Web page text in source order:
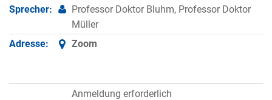
Sprecher:
Professor Doktor Bluhm, Professor Doktor
Müller
Adresse:
Zoom
Anmeldung erforderlich